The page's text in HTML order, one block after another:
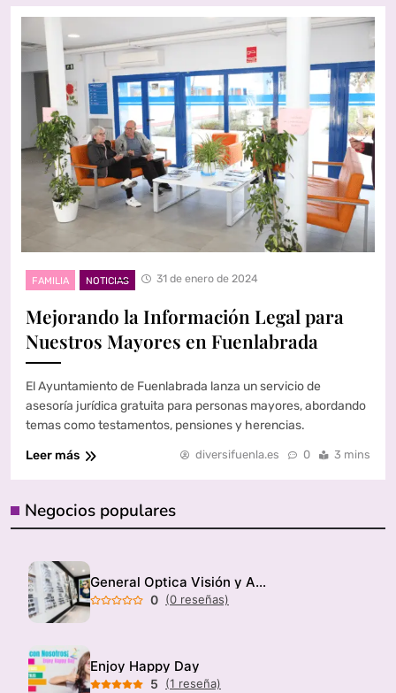
FAMILIA NOTICIAS 31 de enero de 2024
Mejorando la Información Legal para
Nuestros Mayores en Fuenlabrada
El Ayuntamiento de Fuenlabrada lanza un servicio de
asesoría jurídica gratuita para personas mayores, abordando
temas como testamentos, pensiones y herencias.
Leer más
diversifuenla.es 0 3 mins
Negocios populares
General Optica Visión y Audición
0 (0 reseñas)
Enjoy Happy Day
5 (1 reseña)